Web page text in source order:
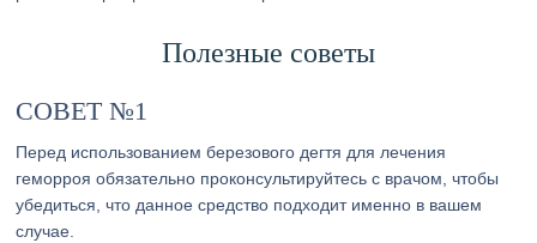
Полезные советы
СОВЕТ №1
Перед использованием березового дегтя для лечения
геморроя обязательно проконсультируйтесь с врачом, чтобы
убедиться, что данное средство подходит именно в вашем
случае.